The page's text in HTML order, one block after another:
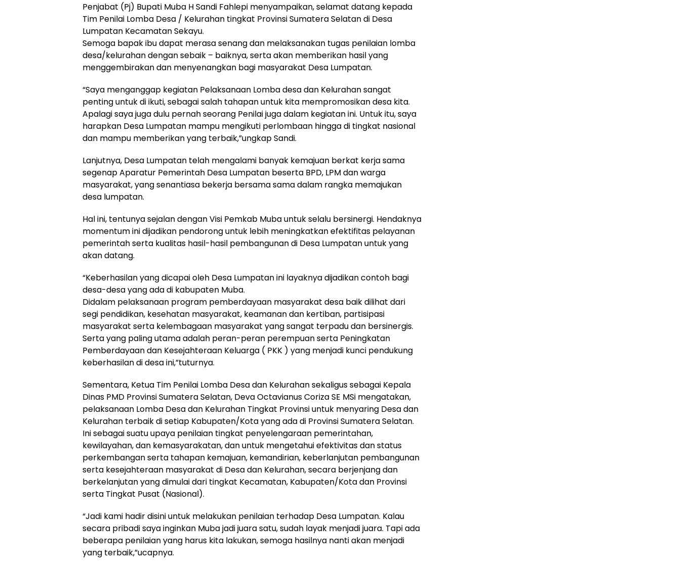
Penjabat (Pj) Bupati Muba H Sandi Fahlepi menyampaikan, selamat datang kepada
Tim Penilai Lomba Desa / Kelurahan tingkat Provinsi Sumatera Selatan di Desa
Lumpatan Kecamatan Sekayu.
Semoga bapak ibu dapat merasa senang dan melaksanakan tugas penilaian lomba
desa/kelurahan dengan sebaik – baiknya, serta akan memberikan hasil yang
menggembirakan dan menyenangkan bagi masyarakat Desa Lumpatan.
“Saya menganggap kegiatan Pelaksanaan Lomba desa dan Kelurahan sangat
penting untuk di ikuti, sebagai salah tahapan untuk kita mempromosikan desa kita.
Apalagi saya juga dulu pernah seorang Penilai juga dalam kegiatan ini. Untuk itu, saya
harapkan Desa Lumpatan mampu mengikuti perlombaan hingga di tingkat nasional
dan mampu memberikan yang terbaik,”ungkap Sandi.
Lanjutnya, Desa Lumpatan telah mengalami banyak kemajuan berkat kerja sama
segenap Aparatur Pemerintah Desa Lumpatan beserta BPD, LPM dan warga
masyarakat, yang senantiasa bekerja bersama sama dalam rangka memajukan
desa lumpatan.
Hal ini, tentunya sejalan dengan Visi Pemkab Muba untuk selalu bersinergi. Hendaknya
momentum ini dijadikan pendorong untuk lebih meningkatkan efektifitas pelayanan
pemerintah serta kualitas hasil-hasil pembangunan di Desa Lumpatan untuk yang
akan datang.
“Keberhasilan yang dicapai oleh Desa Lumpatan ini layaknya dijadikan contoh bagi
desa-desa yang ada di kabupaten Muba.
Didalam pelaksanaan program pemberdayaan masyarakat desa baik dilihat dari
segi pendidikan, kesehatan masyarakat, keamanan dan kertiban, partisipasi
masyarakat serta kelembagaan masyarakat yang sangat terpadu dan bersinergis.
Serta yang paling utama adalah peran-peran perempuan serta Peningkatan
Pemberdayaan dan Kesejahteraan Keluarga ( PKK ) yang menjadi kunci pendukung
keberhasilan di desa ini,”tuturnya.
Sementara, Ketua Tim Penilai Lomba Desa dan Kelurahan sekaligus sebagai Kepala
Dinas PMD Provinsi Sumatera Selatan, Deva Octavianus Coriza SE MSi mengatakan,
pelaksanaan Lomba Desa dan Kelurahan Tingkat Provinsi untuk menyaring Desa dan
Kelurahan terbaik di setiap Kabupaten/Kota yang ada di Provinsi Sumatera Selatan.
Ini sebagai suatu upaya penilaian tingkat penyelengaraan pemerintahan,
kewilayahan, dan kemasyarakatan, dan untuk mengetahui efektivitas dan status
perkembangan serta tahapan kemajuan, kemandirian, keberlanjutan pembangunan
serta kesejahteraan masyarakat di Desa dan Kelurahan, secara berjenjang dan
berkelanjutan yang dimulai dari tingkat Kecamatan, Kabupaten/Kota dan Provinsi
serta Tingkat Pusat (Nasional).
“Jadi kami hadir disini untuk melakukan penilaian terhadap Desa Lumpatan. Kalau
secara pribadi saya inginkan Muba jadi juara satu, sudah layak menjadi juara. Tapi ada
beberapa penilaian yang harus kita lakukan, semoga hasilnya nanti akan menjadi
yang terbaik,”ucapnya.